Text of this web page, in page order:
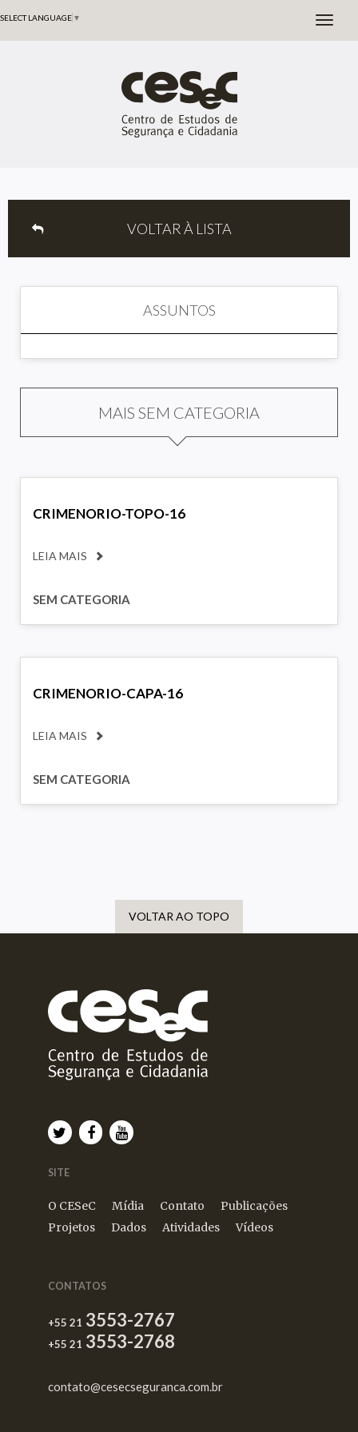
SELECT LANGUAGE ▼
VOLTAR À LISTA
ASSUNTOS
MAIS SEM CATEGORIA
CRIMENORIO-TOPO-16
LEIA MAIS
SEM CATEGORIA
CRIMENORIO-CAPA-16
LEIA MAIS
SEM CATEGORIA
VOLTAR AO TOPO
SITE
O CESeC Mídia Contato
Publicações
Projetos
Dados Atividades Vídeos
CONTATOS
+55 21 3553-2767
+55 21 3553-2768
contato@cesecseguranca.com.br